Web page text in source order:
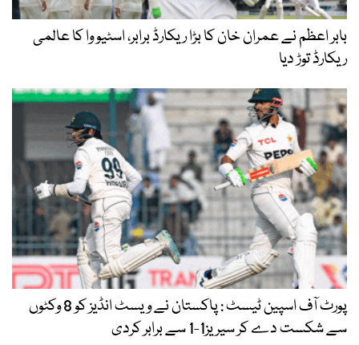
بابر اعظم نے عمران خان کا بڑا ریکارڈ برابر، اسٹیو وا کا عالمی
ریکارڈ توڑ دیا
پورٹ آف اسپین ٹیسٹ : پاکستان نے ویسٹ انڈیز کو 8 وکٹوں
سے شکست دے کر سیریز1-1 سے برابر کردی